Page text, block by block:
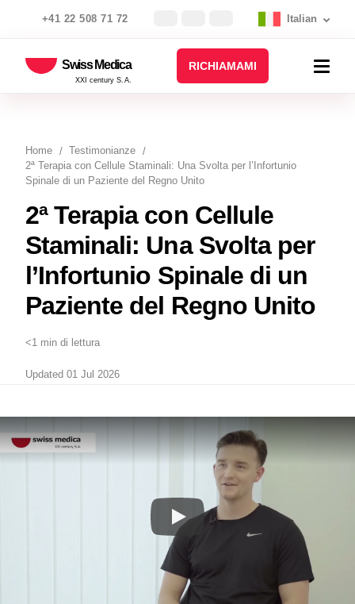
+41 22 508 71 72 Italian
Swiss Medica
XXI century S.A.
RICHIAMAMI
Home
Testimonianze
2ª Terapia con Cellule Staminali: Una Svolta per l’Infortunio
Spinale di un Paziente del Regno Unito
2ª Terapia con Cellule
Staminali: Una Svolta per
l’Infortunio Spinale di un
Paziente del Regno Unito
<1 min di lettura
Updated 01 Jul 2026